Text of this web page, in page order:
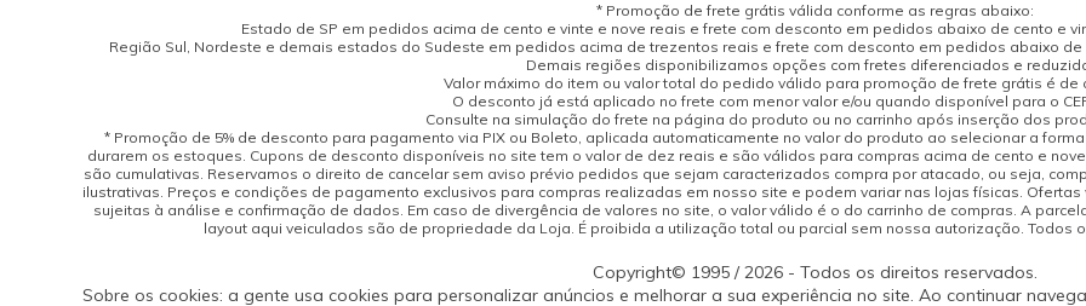
* Promoção de frete grátis válida conforme as regras abaixo:
Estado de SP em pedidos acima de cento e vinte e nove reais e frete com desconto em pedidos abaixo de cento e
Região Sul, Nordeste e demais estados do Sudeste em pedidos acima de trezentos reais e frete com desconto em pedidos abaixo
Demais regiões disponibilizamos opções com fretes diferenciados e
Valor máximo do item ou valor total do pedido válido para promoção de frete grátis é de
O desconto já está aplicado no frete com menor valor e/ou quando disponível para o
Consulte na simulação do frete na página do produto ou no carrinho após inserção dos
* Promoção de 5% de desconto para pagamento via PIX ou Boleto, aplicada automaticamente no valor do produto ao selecionar a
durarem os estoques. Cupons de desconto disponíveis no site tem o valor de dez reais e são válidos para compras acima de cento e
são cumulativas. Reservamos o direito de cancelar sem aviso prévio pedidos que sejam caracterizados compra por atacado, ou seja,
ilustrativas. Preços e condições de pagamento exclusivos para compras realizadas em nosso site e podem variar nas lojas físicas.
sujeitas à análise e confirmação de dados. Em caso de divergência de valores no site, o valor válido é o do carrinho de compras. A
layout aqui veiculados são de propriedade da Loja. É proibida a utilização total ou parcial sem nossa autorização. Todos
Copyright© 1995 / 2026 - Todos os direitos reservados.
Sobre os cookies: a gente usa cookies para personalizar anúncios e melhorar a sua experiência no site. Ao continuar